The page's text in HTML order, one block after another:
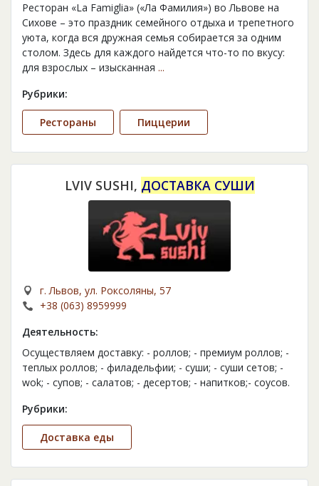
Ресторан «La Famiglia» («Ла Фамилия») во Львове на
Сихове – это праздник семейного отдыха и трепетного
уюта, когда вся дружная семья собирается за одним
столом. Здесь для каждого найдется что-то по вкусу:
для взрослых – изысканная ...
Рубрики:
Рестораны Пиццерии
LVIV SUSHI, ДОСТАВКА СУШИ
г. Львов, ул. Роксоляны, 57
+38 (063) 8959999
Деятельность:
Осуществляем доставку: - роллов; - премиум роллов; -
теплых роллов; - филадельфии; - суши; - суши сетов; -
wok; - супов; - салатов; - десертов; - напитков;- соусов.
Рубрики:
Доставка еды